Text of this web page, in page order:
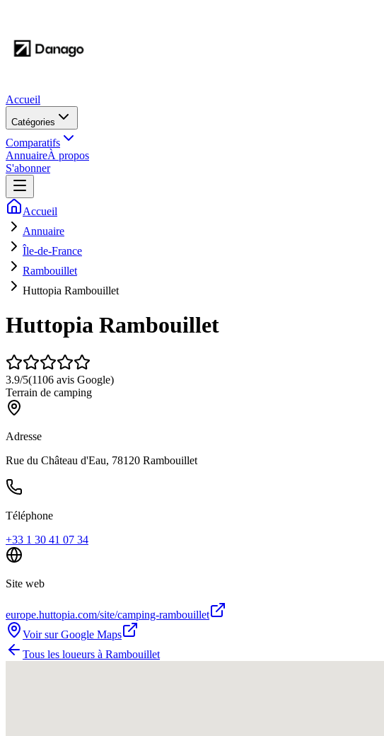
Accueil
Catégories
Comparatifs
AnnuaireÀ propos
S'abonner
Accueil
Annuaire
Île-de-France
Rambouillet
Huttopia Rambouillet
Huttopia Rambouillet
3.9/5(1106 avis Google)
Terrain de camping
Adresse
Rue du Château d'Eau, 78120 Rambouillet
Téléphone
+33 1 30 41 07 34
Site web
europe.huttopia.com/site/camping-rambouillet
Voir sur Google Maps
Tous les loueurs à Rambouillet